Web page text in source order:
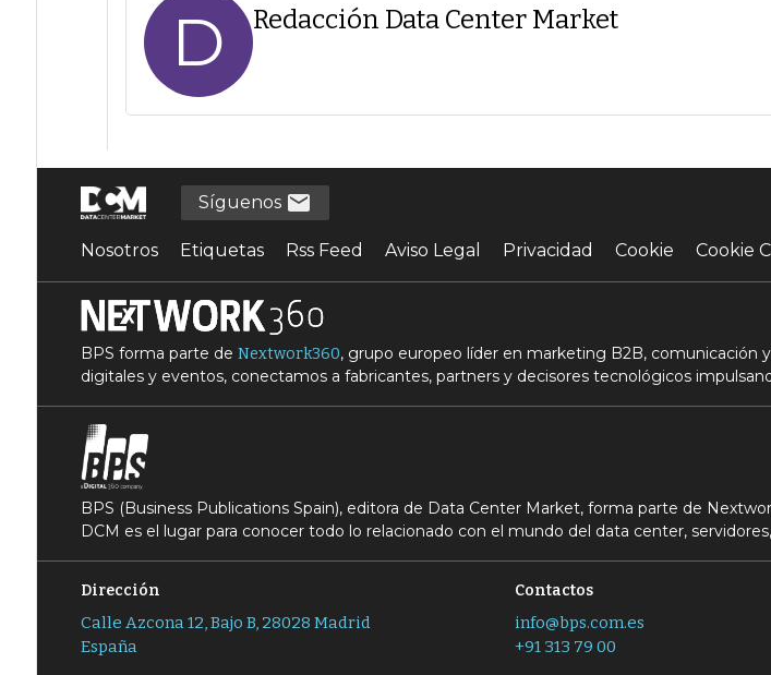
D Redacción Data Center Market
Síguenos
Nosotros Etiquetas Rss Feed Aviso Legal Privacidad Cookie Cookie
BPS forma parte de Nextwork360, grupo europeo líder en marketing B2B, comunicación
digitales y eventos, conectamos a fabricantes, partners y decisores tecnológicos
BPS (Business Publications Spain), editora de Data Center Market, forma parte de
DCM es el lugar para conocer todo lo relacionado con el mundo del data center,
Dirección
Calle Azcona 12, Bajo B, 28028 Madrid
España
Contactos
info@bps.com.es
+91 313 79 00